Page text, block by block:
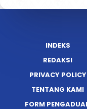
INDEKS
REDAKSI
PRIVACY POLICY
TENTANG KAMI
FORM